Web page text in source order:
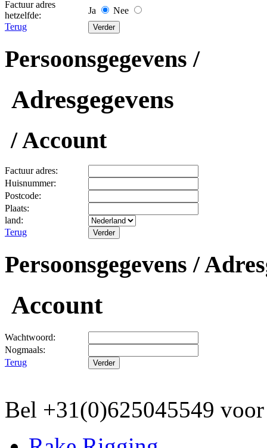
Factuur adres
hetzelfde:
Ja
Nee
Terug
Persoonsgegevens /
Adresgegevens
/ Account
Factuur adres:
Huisnummer:
Postcode:
Plaats:
land:
Terug
Persoonsgegevens /
Account
Wachtwoord:
Nogmaals:
Terug
Bel +31(0)625045549